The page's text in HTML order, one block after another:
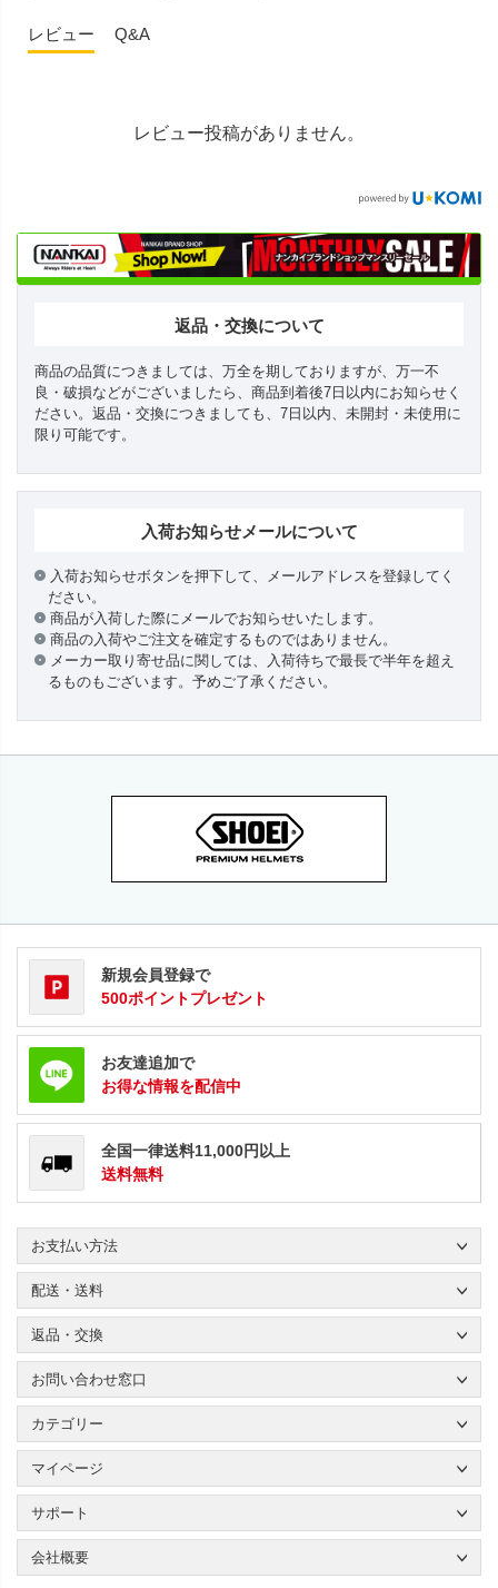
レビュー Q&A
レビュー投稿がありません。
返品・交換について
商品の品質につきましては、万全を期しておりますが、万一不
良・破損などがございましたら、商品到着後7日以内にお知らせく
ださい。返品・交換につきましても、7日以内、未開封・未使用に
限り可能です。
入荷お知らせメールについて
入荷お知らせボタンを押下して、メールアドレスを登録してく
ださい。
商品が入荷した際にメールでお知らせいたします。
商品の入荷やご注文を確定するものではありません。
メーカー取り寄せ品に関しては、入荷待ちで最長で半年を超え
るものもございます。予めご了承ください。
新規会員登録で
500ポイントプレゼント
お友達追加で
お得な情報を配信中
全国一律送料11,000円以上
送料無料
お支払い方法
配送・送料
返品・交換
お問い合わせ窓口
カテゴリー
マイページ
サポート
会社概要